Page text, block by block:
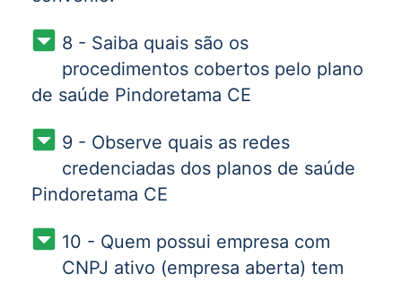
8 - Saiba quais são os
procedimentos cobertos pelo plano
de saúde Pindoretama CE
9 - Observe quais as redes
credenciadas dos planos de saúde
Pindoretama CE
10 - Quem possui empresa com
CNPJ ativo (empresa aberta) tem